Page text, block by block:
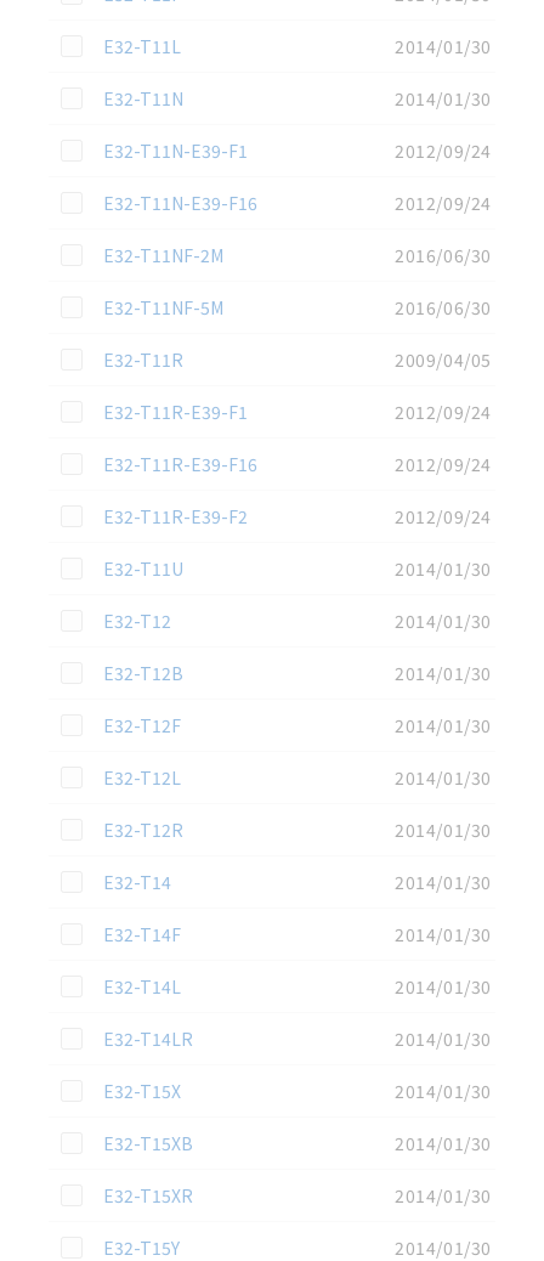
この資料を選択
E32-T11L
2014/01/30
この資料を選択
E32-T11N
2014/01/30
この資料を選択
E32-T11N-E39-F1
2012/09/24
この資料を選択
E32-T11N-E39-F16
2012/09/24
この資料を選択
E32-T11NF-2M
2016/06/30
この資料を選択
E32-T11NF-5M
2016/06/30
この資料を選択
E32-T11R
2009/04/05
この資料を選択
E32-T11R-E39-F1
2012/09/24
この資料を選択
E32-T11R-E39-F16
2012/09/24
この資料を選択
E32-T11R-E39-F2
2012/09/24
この資料を選択
E32-T11U
2014/01/30
この資料を選択
E32-T12
2014/01/30
この資料を選択
E32-T12B
2014/01/30
この資料を選択
E32-T12F
2014/01/30
この資料を選択
E32-T12L
2014/01/30
この資料を選択
E32-T12R
2014/01/30
この資料を選択
E32-T14
2014/01/30
この資料を選択
E32-T14F
2014/01/30
この資料を選択
E32-T14L
2014/01/30
この資料を選択
E32-T14LR
2014/01/30
この資料を選択
E32-T15X
2014/01/30
この資料を選択
E32-T15XB
2014/01/30
この資料を選択
E32-T15XR
2014/01/30
この資料を選択
E32-T15Y
2014/01/30